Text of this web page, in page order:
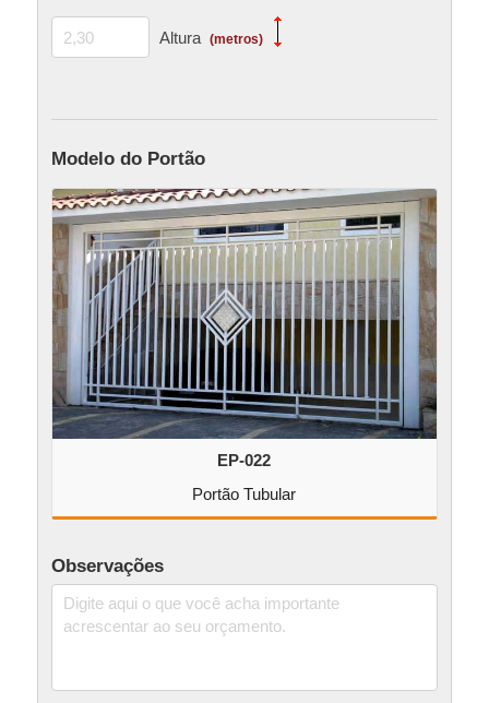
Altura (metros)
Modelo do Portão
EP-022
Portão Tubular
Observações